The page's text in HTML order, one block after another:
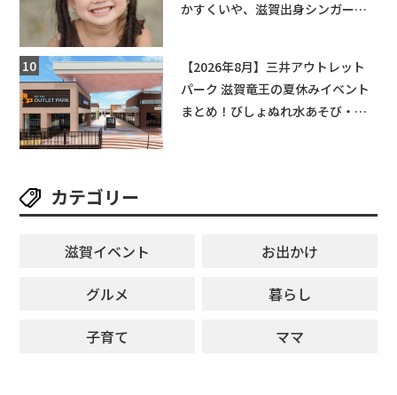
かすくいや、滋賀出身シンガーソ
【2026年8月】三井アウトレット
パーク 滋賀竜王の夏休みイベント
まとめ！びしょぬれ水あそび・激
カテゴリー
滋賀イベント
お出かけ
グルメ
暮らし
子育て
ママ